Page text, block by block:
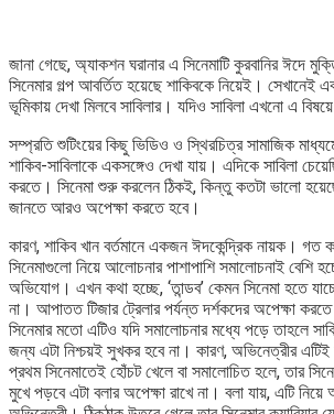
জানা গেছে, অ্যাকশন ঘরানার এ সিনেমাটি কুরবানির ঈদে
সিনেমার গল্প আবর্তিত হয়েছে শাকিবকে নিয়েই। সেখানেই
ভূমিকায় দেখা মিলবে সাবিলার। যদিও সাবিলা এখনো এ
সম্প্রতি শুটিংয়ের কিছু ভিডিও ও স্থিরচিত্র সামাজিক
শাকিব-সাবিলাকে একসঙ্গেও দেখা যায়। এদিকে সাবিলা
করতে। সিনেমা শুরু করলেন ঠিকই, কিন্তু কতটা ভালো
জানতে আরও অপেক্ষা করতে হবে।
কারণ, শাকিব খান বর্তমানে একজন ঈদকেন্দ্রিক নায়ক। গত
সিনেমাগুলো নিয়ে আলোচনার পাশাপাশি সমালোচনাই বেশি
অভিযোগ। এখন কথা হচ্ছে, ‘তান্ডব’ কেমন সিনেমা হতে
না। আপাতত টিজার ট্রেলার পর্যন্ত দর্শকদের অপেক্ষা
সিনেমার মতো এটিও যদি সমালোচনার মধ্যে পড়ে তাহলে
জন্য এটা নিশ্চয়ই সুখকর হবে না। কারণ, অভিনেত্রীর
প্রথম সিনেমাতেই হোঁচট খেলে বা সমালোচিত হলে, তার
মুখে পড়বে এটা বলার অপেক্ষা রাখে না। বলা যায়, এটি নিয়ে